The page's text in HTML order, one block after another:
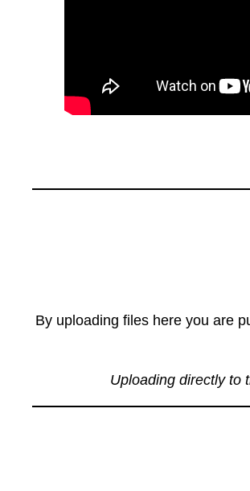
By uploading files here you are
Uploading directly to